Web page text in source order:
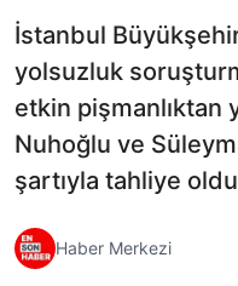
İstanbul
yolsuzluk
etkin pişmanlıktan
Nuhoğlu ve
şartıyla tahliye
Haber Merkezi